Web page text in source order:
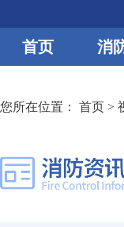
首页 消
您所在位置： 首页 >